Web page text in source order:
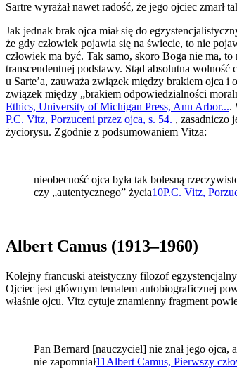
Sartre wyrażał nawet radość, że jego ojciec zmarł
Jak jednak brak ojca miał się do
że gdy człowiek pojawia się na świecie, to nie
człowiek ma być. Tak samo, skoro Boga nie ma,
transcendentnej podstawy. Stąd absolutna
u Sarte’a, zauważa związek między brakiem ojca
związek między „brakiem odpowiedzialności
Ethics, University of Michigan Press, Ann Arbor....
P.C. Vitz, Porzuceni przez ojca, s. 54. , zasadniczo
życiorysu. Zgodnie z podsumowaniem Vitza:
nieobecność ojca była tak bolesną
czy „autentycznego” życia10P.C. Vitz,
Albert Camus (1913–1960)
Kolejny francuski ateistyczny filozof
Ojciec jest głównym tematem autobiograficznej
właśnie ojcu. Vitz cytuje znamienny fragment
Pan Bernard [nauczyciel] nie znał jego ojca,
nie zapomniał11 Albert Camus, Pierwszy